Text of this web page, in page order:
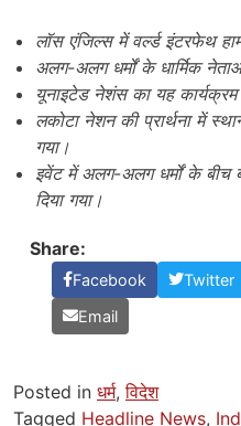
लॉस एंजिल्स में वर्ल्ड इंटरफेथ
अलग-अलग धर्मों के धार्मिक
यूनाइटेड नेशंस का यह
लकोटा नेशन की प्रार्थना में
गया।
इवेंट में अलग-अलग धर्मों के बीच
दिया गया।
Share:
Facebook Twitter
Email
Posted in धर्म,विदेश
Tagged Headline News,